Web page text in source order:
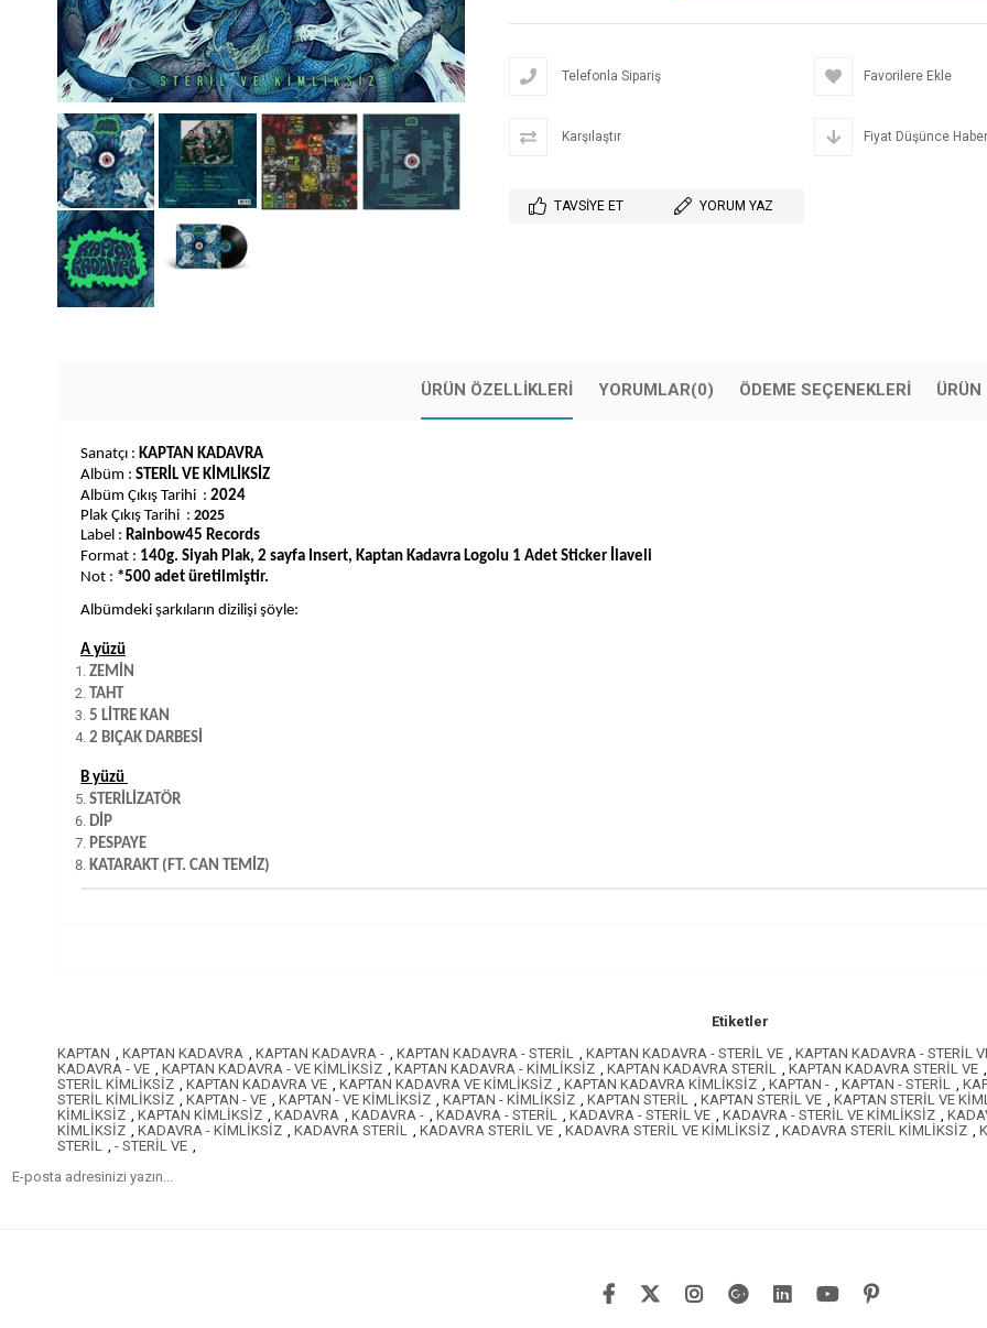
Telefonla Sipariş Favorilere Ekle
Karşılaştır Fiyat Düşünce
TAVSIYE ET YORUM YAZ
ÜRÜN ÖZELLIKLERI YORUMLAR(0) ÖDEME SEÇENEKLERI ÜRÜN
Sanatçı : KAPTAN KADAVRA
Albüm : STERİL VE KİMLİKSİZ
Albüm Çıkış Tarihi : 2024
Plak Çıkış Tarihi : 2025
Label : Rainbow45 Records
Format : 140g. Siyah Plak, 2 sayfa Insert, Kaptan Kadavra Logolu 1 Adet Sticker İlaveli
Not : *500 adet üretilmiştir.
Albümdeki şarkıların dizilişi şöyle:
A yüzü
ZEMİN
TAHT
5 LİTRE KAN
2 BIÇAK DARBESİ
B yüzü
STERİLİZATÖR
DİP
PESPAYE
KATARAKT (FT. CAN TEMİZ)
Etiketler
KAPTAN , KAPTAN KADAVRA , KAPTAN KADAVRA - , KAPTAN KADAVRA - STERİL , KAPTAN KADAVRA - STERİL VE , KAPTAN KADAVRA - STERİL
KADAVRA - VE , KAPTAN KADAVRA - VE KİMLİKSİZ , KAPTAN KADAVRA - KİMLİKSİZ , KAPTAN KADAVRA STERİL , KAPTAN KADAVRA STERİL VE ,
STERİL KİMLİKSİZ , KAPTAN KADAVRA VE , KAPTAN KADAVRA VE KİMLİKSİZ , KAPTAN KADAVRA KİMLİKSİZ , KAPTAN - , KAPTAN - STERİL ,
STERİL KİMLİKSİZ , KAPTAN - VE , KAPTAN - VE KİMLİKSİZ , KAPTAN - KİMLİKSİZ , KAPTAN STERİL , KAPTAN STERİL VE , KAPTAN STERİL VE
KİMLİKSİZ , KAPTAN KİMLİKSİZ , KADAVRA , KADAVRA - , KADAVRA - STERİL , KADAVRA - STERİL VE , KADAVRA - STERİL VE KİMLİKSİZ ,
KİMLİKSİZ , KADAVRA - KİMLİKSİZ , KADAVRA STERİL , KADAVRA STERİL VE , KADAVRA STERİL VE KİMLİKSİZ , KADAVRA STERİL KİMLİKSİZ ,
STERİL , - STERİL VE ,